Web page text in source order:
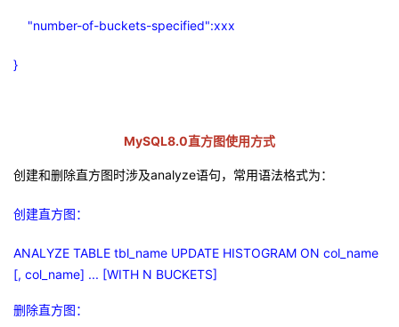
"number-of-buckets-specified":xxx
}
MySQL8.0直方图使用方式
创建和删除直方图时涉及analyze语句，常用语法格式为：
创建直方图：
ANALYZE TABLE tbl_name UPDATE HISTOGRAM ON col_name
[, col_name] ... [WITH N BUCKETS]
删除直方图：